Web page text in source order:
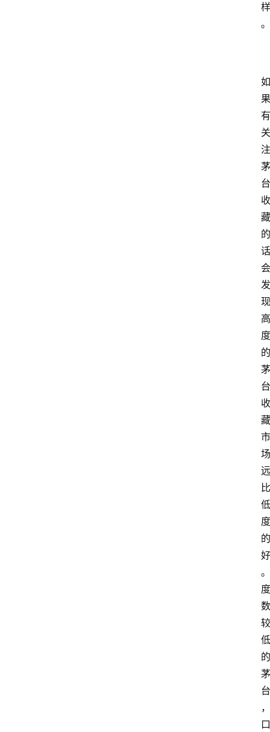
样
。
如
果
有
关
注
茅
台
收
藏
的
话
会
发
现
高
度
的
茅
台
收
藏
市
场
远
比
低
度
的
好
。
度
数
较
低
的
茅
台
，
口